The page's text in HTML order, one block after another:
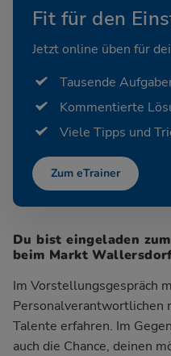
Fit für den
Jetzt online üben für
Tausende
Kommentierte
Viele Tipps und
Zum eTrainer
Du bist eingeladen
beim Markt
Im Vorstellungsgespräch
Personalverantwortlichen
Talente erfahren. Im
auch die Chance, deinen